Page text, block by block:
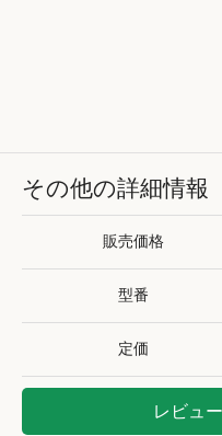
その他の詳細情報
販売価格
型番
定価
レビュ